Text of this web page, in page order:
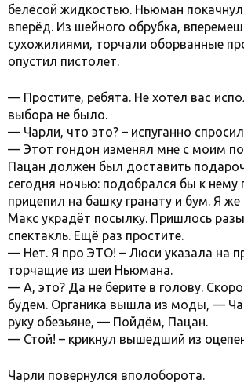
белёсой жидкостью. Ньюман
вперёд. Из шейного обрубка,
сухожилиями, торчали оборванные
опустил пистолет.
— Простите, ребята. Не хотел вас
выбора не было.
— Чарли, что это? – испуганно
— Этот гондон изменял мне с моим
Пацан должен был доставить
сегодня ночью: подобрался бы к нему
прицепил на башку гранату и бум. Я же
Макс украдёт посылку. Пришлось
спектакль. Ещё раз простите.
— Нет. Я про ЭТО! – Люси указала на
торчащие из шеи Ньюмана.
— А, это? Да не берите в голову.
будем. Органика вышла из моды, —
руку обезьяне, — Пойдём, Пацан.
— Стой! – крикнул вышедший из
Чарли повернулся вполоборота.